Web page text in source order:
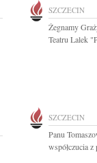
SZCZECIN
Żegnamy
Teatru Lalek
SZCZECIN
Panu
współczucia